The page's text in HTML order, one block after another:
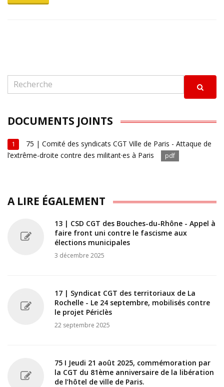
DOCUMENTS JOINTS
1
75 | Comité des syndicats CGT Ville de Paris - Attaque de
l’extrême-droite contre des militant·es à Paris
pdf
A LIRE ÉGALEMENT
13 | CSD CGT des Bouches-du-Rhône - Appel à
faire front uni contre le fascisme aux
élections municipales
3 décembre 2025
17 | Syndicat CGT des territoriaux de La
Rochelle - Le 24 septembre, mobilisés contre
le projet Périclès
22 septembre 2025
75 I Jeudi 21 août 2025, commémoration par
la CGT du 81ème anniversaire de la libération
de l’hôtel de ville de Paris.